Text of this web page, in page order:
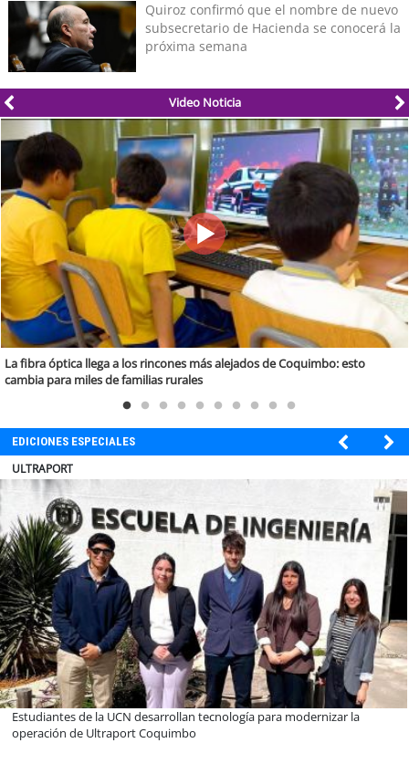
Quiroz confirmó que el nombre de nuevo
subsecretario de Hacienda se conocerá la
próxima semana
Video Noticia
La fibra óptica llega a los rincones más alejados de Coquimbo: esto
cambia para miles de familias rurales
EDICIONES ESPECIALES
BANCO DE CHILE
Educación y colaboración público-privada se toman La Araucanía:
encuentro reunió a líderes para abordar las brechas y oportunidades